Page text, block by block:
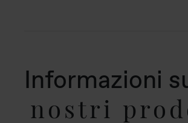
Informazioni
nostri